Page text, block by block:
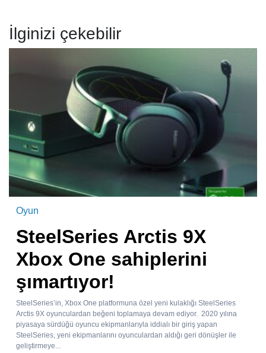
İlginizi çekebilir
Oyun
SteelSeries Arctis 9X
Xbox One sahiplerini
şımartıyor!
SteelSeries’in, Xbox One platformuna özel yeni kulaklığı SteelSeries
Arctis 9X oyunculardan beğeni toplamaya devam ediyor. 2020 yılına
piyasaya sürdüğü oyuncu ekipmanlarıyla iddialı bir giriş yapan
SteelSeries, yeni ekipmanlarını oyunculardan aldığı geri dönüşler ile
geliştirmeye...